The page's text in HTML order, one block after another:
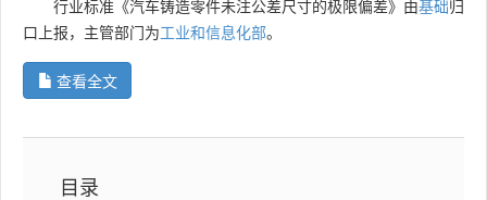
国外标准 技术委员会
行业标准《汽车铸造零件未注公差尺寸的极限偏差》由基础归
口上报，主管部门为工业和信息化部。
查看全文
目录